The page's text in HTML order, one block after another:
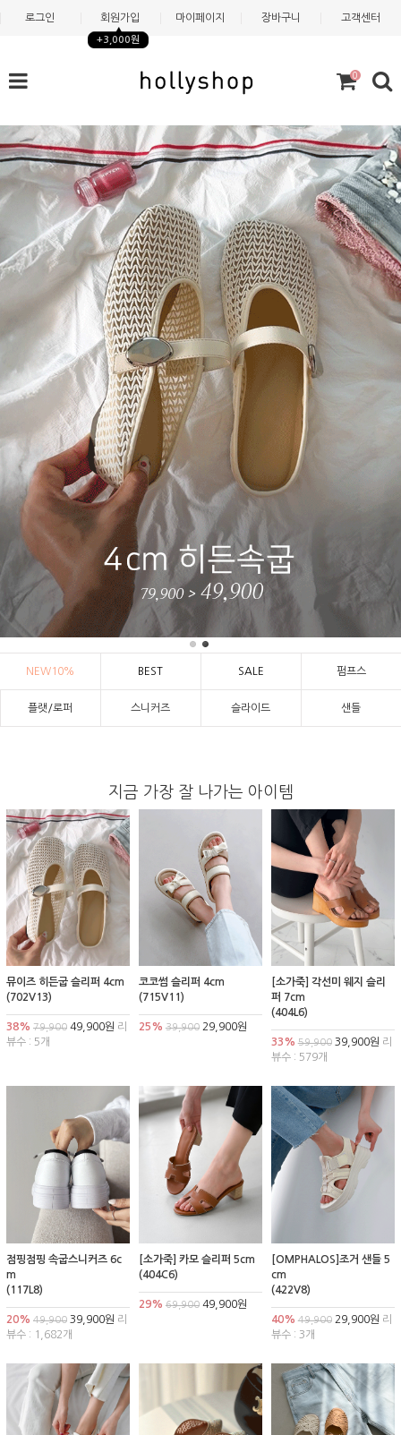
로그인 회원가입
+3,000원
마이페이지 장바구니 고객센터
0
NEW10% BEST SALE 펌프스
플랫/로퍼 스니커즈 슬라이드 샌들
지금 가장 잘 나가는 아이템
뮤이즈 히든굽 슬리퍼 4cm
(702V13)
38% 79,900 49,900원 리
뷰수 : 5개
코코썸 슬리퍼 4cm
(715V11)
25% 39,90029,900원
[소가죽] 각선미 웨지 슬리
퍼 7cm
(404L6)
33% 59,90039,900원 리
뷰수 : 579개
점핑점핑 속굽스니커즈 6c
m
(117L8)
20% 49,900 39,900원 리
뷰수 : 1,682개
[소가죽] 카모 슬리퍼 5cm
(404C6)
29% 69,90049,900원
[OMPHALOS]조거 샌들 5
cm
(422V8)
40% 49,90029,900원 리
뷰수 : 3개